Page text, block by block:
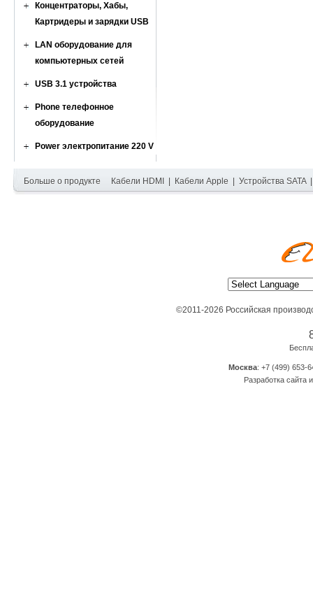
Концентраторы, Хабы,
Картридеры и зарядки USB
LAN оборудование для
компьютерных сетей
USB 3.1 устройства
Phone телефонное
оборудование
Power электропитание 220 V
Больше о продукте Кабели HDMI Кабели Apple Устройства SATA
©2011-2026 Российская
Москва: +7 (499) 653-
Разработка сайта